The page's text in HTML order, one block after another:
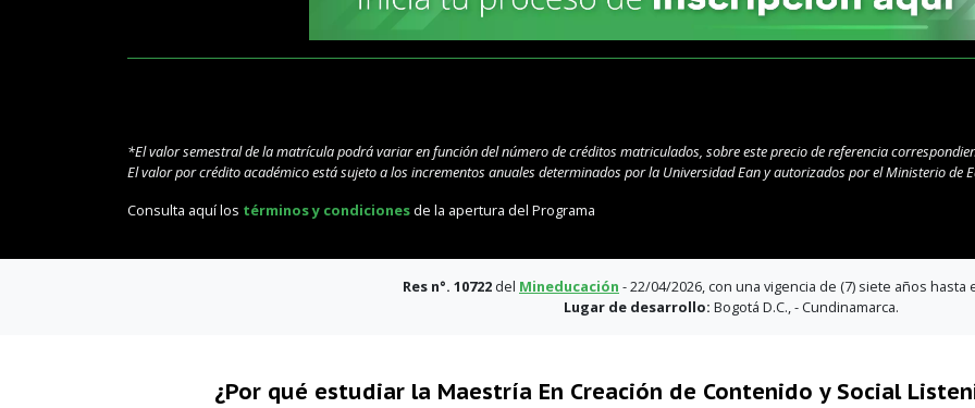
*El valor semestral de la matrícula podrá variar en función del número de créditos matriculados, sobre este precio de referencia
El valor por crédito académico está sujeto a los incrementos anuales determinados por la Universidad Ean y autorizados por el Ministerio de
Consulta aquí los términos y condicionesde la apertura del Programa
Res n°. 10722 del Mineducación - 22/04/2026, con una vigencia de (7) siete años hasta
Lugar de desarrollo: Bogotá D.C., - Cundinamarca.
¿Por qué estudiar la Maestría En Creación de Contenido y Social